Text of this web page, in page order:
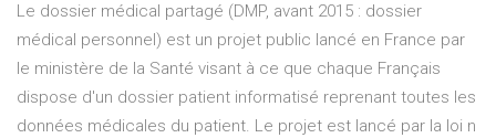
Le dossier médical partagé (DMP, avant 2015 : dossier
médical personnel) est un projet public lancé en France par
le ministère de la Santé visant à ce que chaque Français
dispose d'un dossier patient informatisé reprenant toutes les
données médicales du patient. Le projet est lancé par la loi n